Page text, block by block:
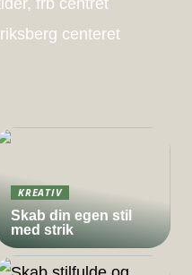
frb centret
centeret
KREATIV
Skab din egen stil
med strik